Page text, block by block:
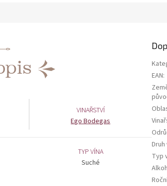
VINAŘSTVÍ
Ego Bodegas
TYP VÍNA
Suché
EAN:
Druh
Typ